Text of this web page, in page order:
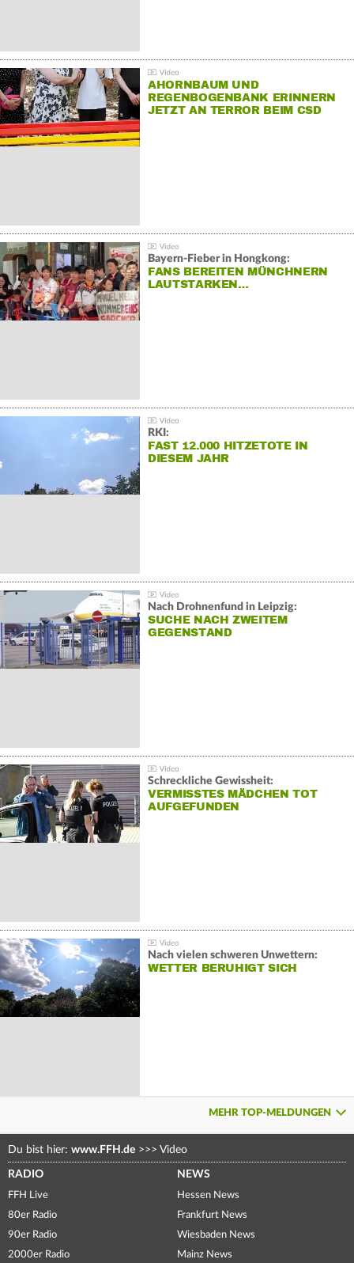
AHORNBAUM UND
REGENBOGENBANK ERINNERN
JETZT AN TERROR BEIM CSD
Bayern-Fieber in Hongkong:
FANS BEREITEN MÜNCHNERN
LAUTSTARKEN…
RKI:
FAST 12.000 HITZETOTE IN
DIESEM JAHR
Nach Drohnenfund in Leipzig:
SUCHE NACH ZWEITEM
GEGENSTAND
Schreckliche Gewissheit:
VERMISSTES MÄDCHEN TOT
AUFGEFUNDEN
Nach vielen schweren Unwettern:
WETTER BERUHIGT SICH
MEHR TOP-MELDUNGEN
Du bist hier: www.FFH.de >>> Video
RADIO
FFH Live
80er Radio
90er Radio
2000er Radio
NEWS
Hessen News
Frankfurt News
Wiesbaden News
Mainz News